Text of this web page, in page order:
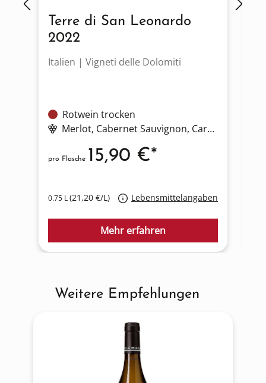
Terre di San Leonardo
2022
Italien | Vigneti delle Dolomiti
Rotwein trocken
Merlot, Cabernet Sauvignon, Carmenere
0.75 L(21,20 €/L) Lebensmittelangaben
pro Flasche 15,90 €*
Mehr erfahren
Produktgalerie überspringen
Weitere Empfehlungen